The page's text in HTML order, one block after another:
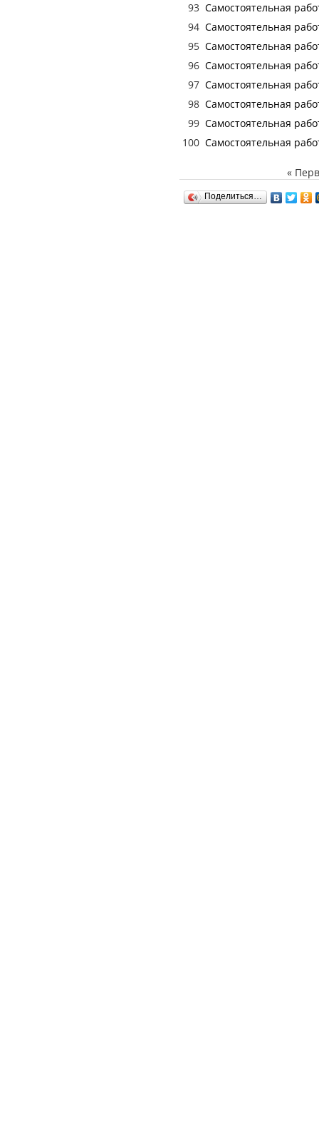
93 Самостоятельная
94 Самостоятельная
95 Самостоятельная
96 Самостоятельная
97 Самостоятельная
98 Самостоятельная
99 Самостоятельная
100 Самостоятельная
«
Поделиться…